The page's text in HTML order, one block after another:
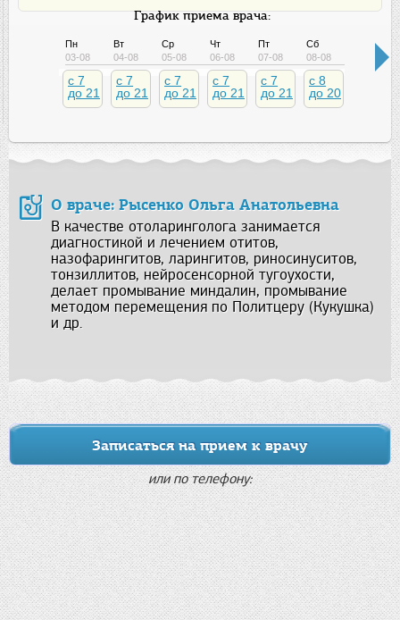
График приема врача:
Пн
03-08
c 7
до 21
Вт
04-08
c 7
до 21
Ср
05-08
c 7
до 21
Чт
06-08
c 7
до 21
Пт
07-08
c 7
до 21
Сб
08-08
c 8
до 20
О враче: Рысенко Ольга Анатольевна
В качестве отоларинголога занимается
диагностикой и лечением отитов,
назофарингитов, ларингитов, риносинуситов,
тонзиллитов, нейросенсорной тугоухости,
делает промывание миндалин, промывание
методом перемещения по Политцеру (Кукушка)
и др.
Записаться на прием к врачу
или по телефону: